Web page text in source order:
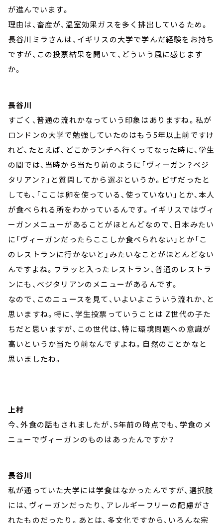
が進んでいます。
理由は、畜産が、温室効果ガスを多く排出しているため。
長谷川ミラさんは、イギリスの大学で学んだ経験をお持ち
ですが、この投票結果を聞いて、どういう風に感じます
か。
長谷川
すごく、普通の流れかなっていう印象はありますね。私が
ロンドンの大学で勉強していたのはもう5年以上前ですけ
れど、たとえば、どこかランチへ行くってなった時に、学生
の間では、当時から当たり前のように「ヴィーガン？ベジ
タリアン？」と質問してから選ぶというか。ピザだったと
しても、「ここは卵を使っている、使っていない」とか、本人
が食べられる所をわかっているんです。イギリスではヴィ
ーガンメニューがあることがほとんどなので、日本みたい
に「ヴィーガンだったらここしか食べられない」とか「こ
のレストランに行かないと」みたいなことがほとんどない
んですよね。フラッと入ったレストラン、普通のレストラ
ンにも、べジタリアンのメニューがあるんです。
なので、このニュースを見て、いよいよこういう流れか、と
思いますね。特に、学生投票っていうことは Z世代の子た
ちだと思いますが、この世代は、特に環境問題への意識が
高いというか当たり前なんですよね。自然のことかなと
思いましたね。
上村
今、外食の話もされましたが、5年前の時点でも、学食のメ
ニューでヴィーガンのものはあったんですか？
長谷川
私が通っていた大学には学食はなかったんですが、選択肢
には、ヴィーガンだったり、アレルギーフリーの配慮がさ
れたものだったり。あとは、多文化ですから、いろんな宗